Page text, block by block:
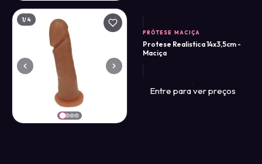
1/4
PRÓTESE MACIÇA
Protese Realistica 14x3,5cm -
Maciça
Entre para ver preços